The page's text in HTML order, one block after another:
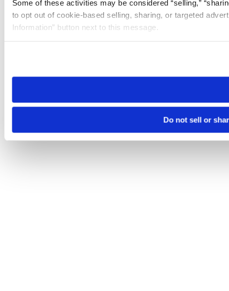
Some of these activities may be considered “selling,”
to opt out of cookie-based selling, sharing, or targeted
Information” button next to this message.
need to be set again.
Do not sell or